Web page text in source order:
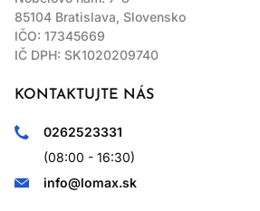
85104 Bratislava, Slovensko
IČO: 17345669
IČ DPH: SK1020209740
KONTAKTUJTE NÁS
0262523331
(08:00 - 16:30)
info@lomax.sk